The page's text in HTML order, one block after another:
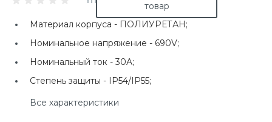
товар
Материал корпуса - ПОЛИУРЕТАН;
Номинальное напряжение - 690V;
Номинальный ток - 30A;
Степень защиты - IP54/IP55;
Все характеристики